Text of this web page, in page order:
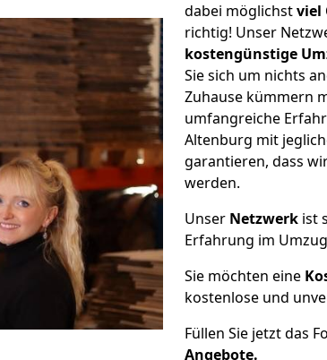
dabei möglichstviel
richtig! Unser
kostengünstige
Sie sich um nichts
Zuhause kümmern
umfangreiche
Altenburg mit
garantieren, dass
werden.
Unser Netzwerk ist
Erfahrung im
Sie möchten eine
kostenlose und
Füllen Sie jetzt das
Angebote.